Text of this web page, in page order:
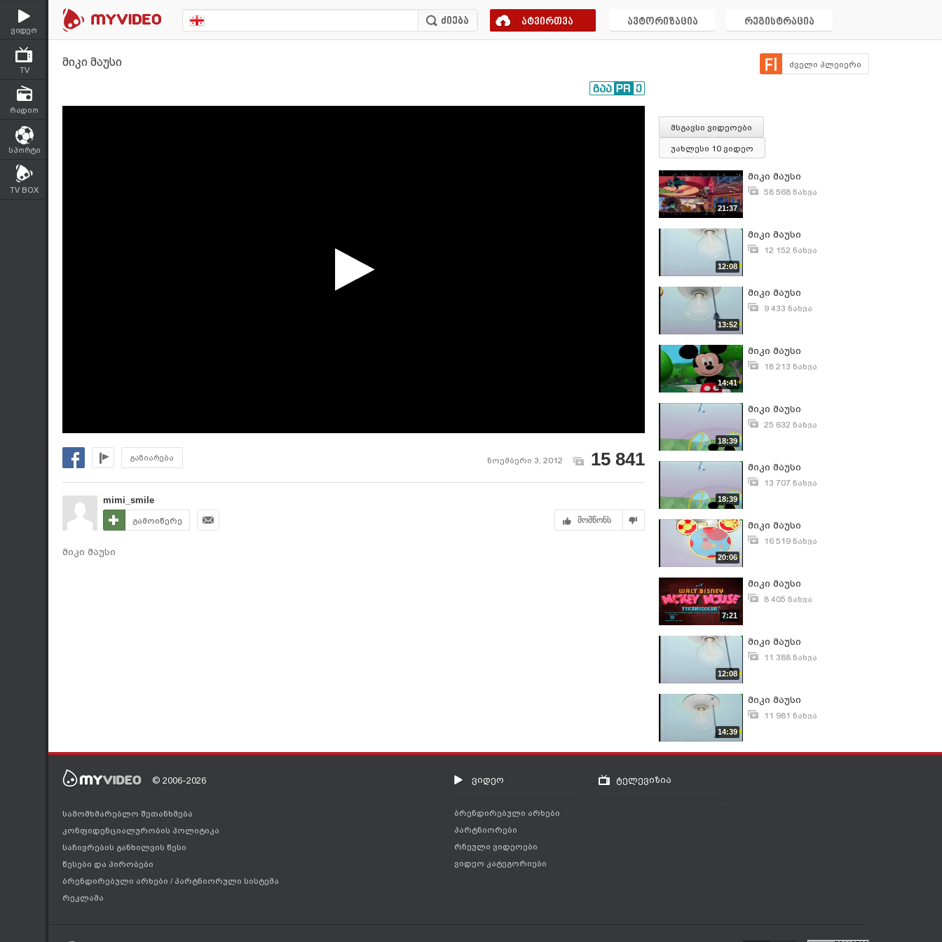
ვიდეო
TV
რადიო
სპორტი
TV BOX
ატვირთვა ავტორიზაცია რეგისტრაცია
მიკი მაუსი ძველი პლეიერი
გაზიარება ნოემბერი 3, 2012 15 841
mimi_smile
გამოიწერე მომწონს
მიკი მაუსი
მსგავსი ვიდეოები
უახლესი 10 ვიდეო
21:37
მიკი მაუსი
58 568 ნახვა
12:08
მიკი მაუსი
12 152 ნახვა
13:52
მიკი მაუსი
9 433 ნახვა
14:41
მიკი მაუსი
18 213 ნახვა
18:39
მიკი მაუსი
25 632 ნახვა
18:39
მიკი მაუსი
13 707 ნახვა
20:06
მიკი მაუსი
16 519 ნახვა
7:21
მიკი მაუსი
8 405 ნახვა
12:08
მიკი მაუსი
11 388 ნახვა
14:39
მიკი მაუსი
11 981 ნახვა
© 2006-2026
სამომხმარებლო შეთანხმება
კონფიდენციალურობის პოლიტიკა
საჩივრების განხილვის წესი
წესები და პირობები
ბრენდირებული არხები / პარტნიორული სისტემა
რეკლამა
ვიდეო
ბრენდირებული არხები
პარტნიორები
რჩეული ვიდეოები
ვიდეო კატეგორიები
ტელევიზია